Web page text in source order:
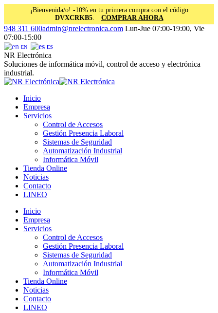
¡Bienvenida/o! -10% en tu primera compra con el código
DVXCRKB5. COMPRAR AHORA
Saltar
al
contenido
Facebook
page
opens
in
new
window
Instagram
page
opens
in
new
window
Linkedin
page
opens
in
new
window
948 311 600admin@nrelectronica.com Lun-Jue 07:00-19:00, Vie
07:00-15:00
EN ES
NR Electrónica
Soluciones de informática móvil, control de acceso y electrónica
industrial.
Inicio
Empresa
Servicios
Control de Accesos
Gestión Presencia Laboral
Sistemas de Seguridad
Automatización Industrial
Informática Móvil
Tienda Online
Noticias
Contacto
LINEO
Inicio
Empresa
Servicios
Control de Accesos
Gestión Presencia Laboral
Sistemas de Seguridad
Automatización Industrial
Informática Móvil
Tienda Online
Noticias
Contacto
LINEO